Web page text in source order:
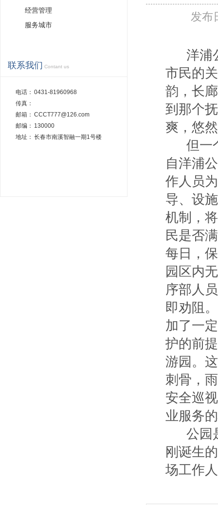
经营管理
服务城市
联系我们 Contant us
电话： 0431-81960968
传真：
邮箱： CCCT777@126.com
邮编： 130000
地址： 长春市南溪智融一期1号楼
发布
洋浦
市民的
韵，长
到那个
爽，悠
但一
自洋浦
作人员
导、设
机制，
民是否
每日，
园区内
序部人
即劝阻
加了一
护的前
游园。
刺骨，
安全巡
业服务
公园
刚诞生
场工作